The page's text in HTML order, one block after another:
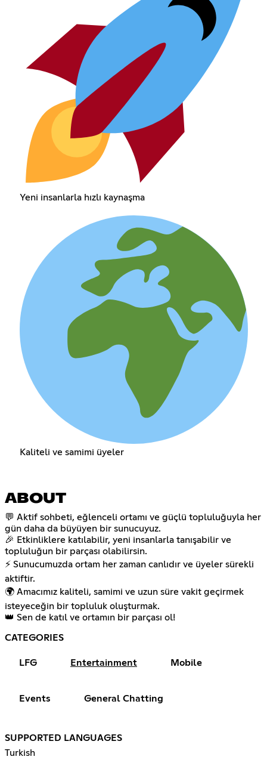
Yeni insanlarla hızlı kaynaşma
Kaliteli ve samimi üyeler
ABOUT
💬 Aktif sohbeti, eğlenceli ortamı ve güçlü topluluğuyla her
gün daha da büyüyen bir sunucuyuz.
🎉 Etkinliklere katılabilir, yeni insanlarla tanışabilir ve
topluluğun bir parçası olabilirsin.
⚡ Sunucumuzda ortam her zaman canlıdır ve üyeler sürekli
aktiftir.
🌍 Amacımız kaliteli, samimi ve uzun süre vakit geçirmek
isteyeceğin bir topluluk oluşturmak.
👑 Sen de katıl ve ortamın bir parçası ol!
CATEGORIES
LFG Entertainment Mobile
Events General Chatting
SUPPORTED LANGUAGES
Turkish